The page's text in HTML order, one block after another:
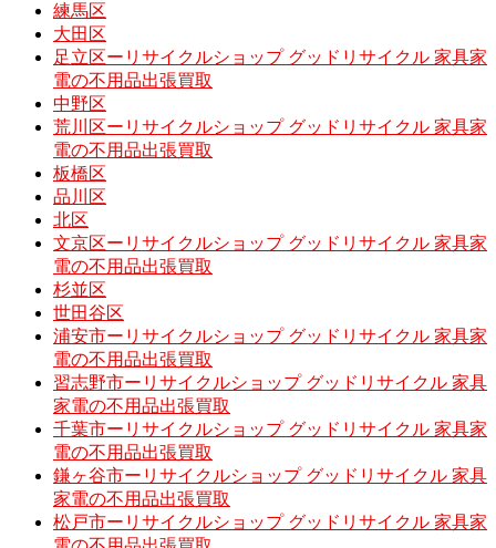
練馬区
大田区
足立区ーリサイクルショップ グッドリサイクル 家具家
電の不用品出張買取
中野区
荒川区ーリサイクルショップ グッドリサイクル 家具家
電の不用品出張買取
板橋区
品川区
北区
文京区ーリサイクルショップ グッドリサイクル 家具家
電の不用品出張買取
杉並区
世田谷区
浦安市ーリサイクルショップ グッドリサイクル 家具家
電の不用品出張買取
習志野市ーリサイクルショップ グッドリサイクル 家具
家電の不用品出張買取
千葉市ーリサイクルショップ グッドリサイクル 家具家
電の不用品出張買取
鎌ヶ谷市ーリサイクルショップ グッドリサイクル 家具
家電の不用品出張買取
松戸市ーリサイクルショップ グッドリサイクル 家具家